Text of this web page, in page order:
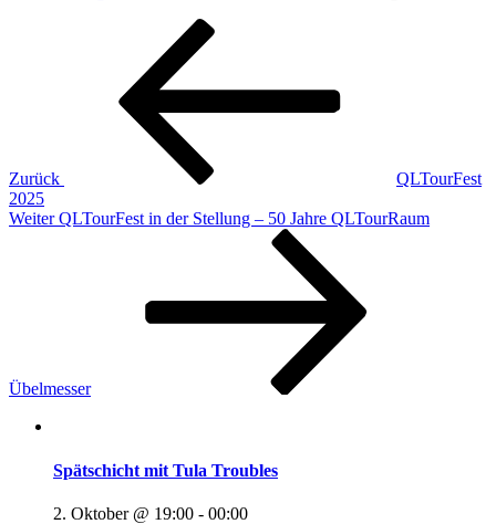
Beitragsnavigation
Zurück
QLTourFest
2025
Nächster
Weiter QLTourFest in der Stellung – 50 Jahre QLTourRaum
Übelmesser
Spätschicht mit Tula Troubles
2. Oktober @ 19:00 - 00:00